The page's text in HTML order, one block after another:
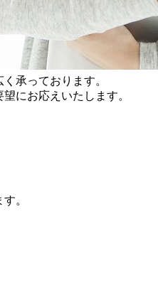
承っております。
にお応えいたします。
。